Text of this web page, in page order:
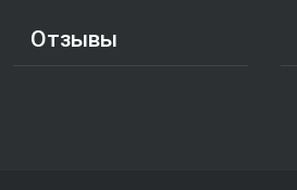
Отзывы